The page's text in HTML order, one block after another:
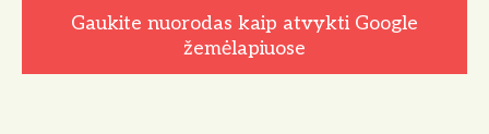
Gaukite nuorodas kaip atvykti Google
žemėlapiuose